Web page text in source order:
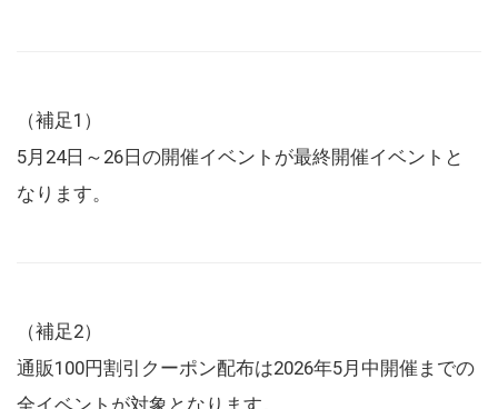
（補足1）
5月24日～26日の開催イベントが最終開催イベントと
なります。
（補足2）
通販100円割引クーポン配布は2026年5月中開催までの
全イベントが対象となります。